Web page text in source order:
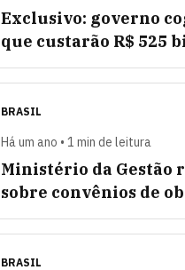
Exclusivo: governo
que custarão R$ 525
BRASIL
Há um ano • 1 min de leitura
Ministério da Gestão
sobre convênios de
BRASIL